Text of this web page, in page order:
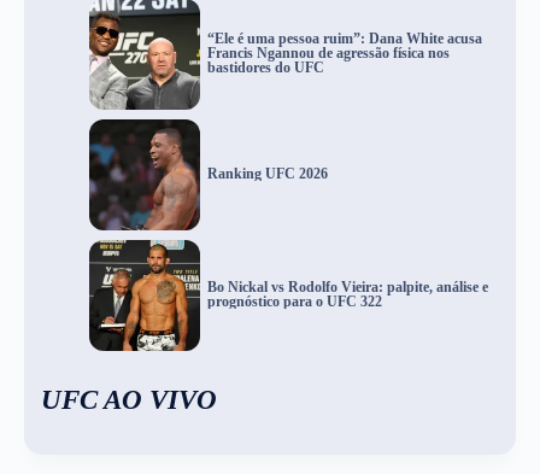
“Ele é uma pessoa ruim”: Dana White acusa
Francis Ngannou de agressão física nos
bastidores do UFC
Ranking UFC 2026
Bo Nickal vs Rodolfo Vieira: palpite, análise e
prognóstico para o UFC 322
UFC AO VIVO